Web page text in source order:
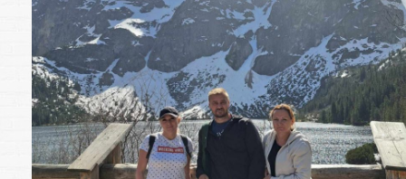
Plan lekcji
Gotuj z nami